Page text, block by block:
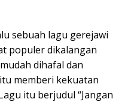
sebuah lagu gerejawi
populer dikalangan
dihafal dan
memberi kekuatan
itu berjudul “Jangan